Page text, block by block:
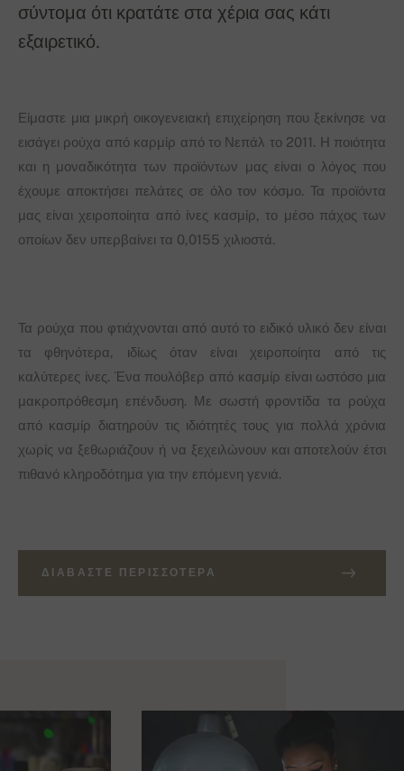
σύντομα ότι κρατάτε στα χέρια σας κάτι
εξαιρετικό.
Είμαστε μια μικρή οικογενειακή επιχείρηση που ξεκίνησε να
εισάγει ρούχα από καρμίρ από το Νεπάλ το 2011. Η ποιότητα
και η μοναδικότητα των προϊόντων μας είναι ο λόγος που
έχουμε αποκτήσει πελάτες σε όλο τον κόσμο. Τα προϊόντα
μας είναι χειροποίητα από ίνες κασμίρ, το μέσο πάχος των
οποίων δεν υπερβαίνει τα 0,0155 χιλιοστά.
Τα ρούχα που φτιάχνονται από αυτό το ειδικό υλικό δεν είναι
τα φθηνότερα, ιδίως όταν είναι χειροποίητα από τις
καλύτερες ίνες. Ένα πουλόβερ από κασμίρ είναι ωστόσο μια
μακροπρόθεσμη επένδυση. Με σωστή φροντίδα τα ρούχα
από κασμίρ διατηρούν τις ιδιότητές τους για πολλά χρόνια
χωρίς να ξεθωριάζουν ή να ξεχειλώνουν και αποτελούν έτσι
πιθανό κληροδότημα για την επόμενη γενιά.
ΔΙΑΒΆΣΤΕ ΠΕΡΙΣΣΌΤΕΡΑ